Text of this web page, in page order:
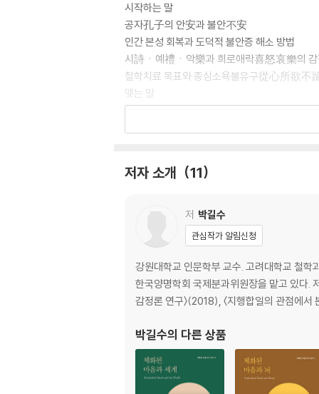
시작하는 말
공자孔子의 안安과 불안不安
인간 본성 회복과 도덕적 불안증 해소 방법
시詩ㆍ예禮ㆍ악樂과 희로애락喜怒哀樂의 감
철학치료 목표와 종심소욕불유구從心所欲不
맺는 말
2 ｜ 디아스포라, 《장자》 부전형자不全形者
무기지아無己之我의 관계 맺기
무기無己함의 치유와 철학실천
소수자의 철학실천
3 ｜ 순자 철학과 공심치유_김여진
공심병의 메타포와 그 번역어
심의 작용: 허일정虛壹靜
담화 기법: 시찰비是察非, 비찰시非察是
정리하는 말
4 ｜ 주희의 격물치지론과 철학상담_이기원
저자 소개 11
저 박길수
관심작가 알림신청
강원대학교 인문학부 교수. 고려대학교 철
한국양명학회 국제분과위원장을 맡고 있다.
감정론 연구〉(2018), 〈지행합일의 관점에
박길수의 다른 상품